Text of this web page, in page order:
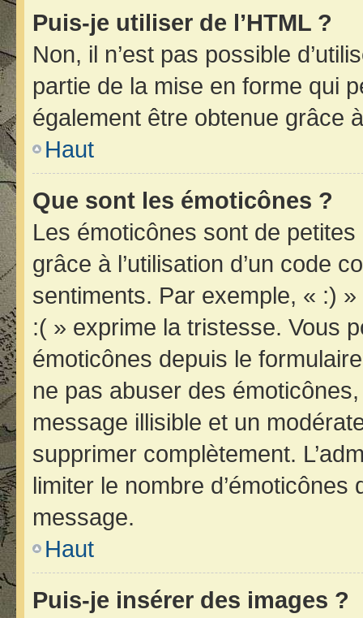
Puis-je utiliser de l’HTML ?
Non, il n’est pas possible
partie de la mise en forme qui
également être obtenue grâce
Haut
Que sont les émoticônes ?
Les émoticônes sont de
grâce à l’utilisation d’un code
sentiments. Par exemple, « :)
:( » exprime la tristesse. Vous
émoticônes depuis le
ne pas abuser des
message illisible et un
supprimer complètement.
limiter le nombre
message.
Haut
Puis-je insérer des images ?